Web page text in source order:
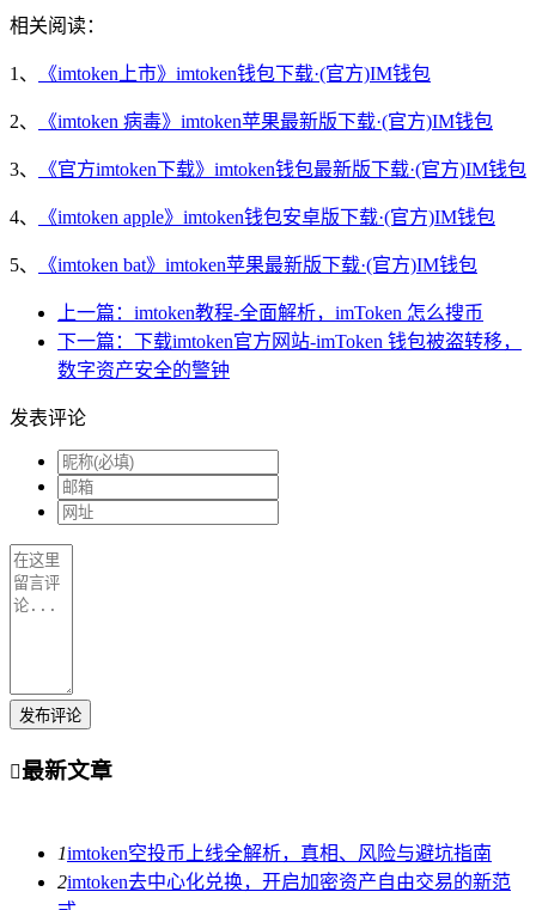
相关阅读：
1、 《imtoken上市》imtoken钱包下载·(官方)IM钱包
2、 《imtoken 病毒》imtoken苹果最新版下载·(官方)IM钱包
3、 《官方imtoken下载》imtoken钱包最新版下载·(官方)IM钱包
4、 《imtoken apple》imtoken钱包安卓版下载·(官方)IM钱包
5、 《imtoken bat》imtoken苹果最新版下载·(官方)IM钱包
上一篇：imtoken教程-全面解析，imToken 怎么搜币
下一篇：下载imtoken官方网站-imToken 钱包被盗转移，
数字资产安全的警钟
发表评论
发布评论
最新文章
1imtoken空投币上线全解析，真相、风险与避坑指南
2imtoken去中心化兑换，开启加密资产自由交易的新范